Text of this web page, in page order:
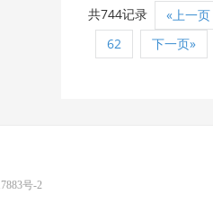
共744记录
«上一页
62
下一页»
号-2